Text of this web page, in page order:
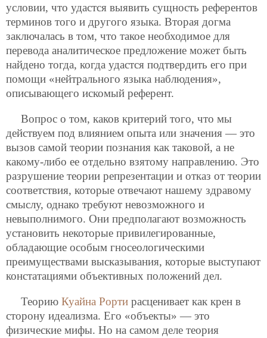
условии, что удастся выявить сущность референтов
терминов того и другого языка. Вторая догма
заключалась в том, что такое необходимое для
перевода аналитическое предложение может быть
найдено тогда, когда удастся подтвердить его при
помощи «нейтрального языка наблюдения»,
описывающего искомый референт.
Вопрос о том, каков критерий того, что мы
действуем под влиянием опыта или значения — это
вызов самой теории познания как таковой, а не
какому-либо ее отдельно взятому направлению. Это
разрушение теории репрезентации и отказ от теории
соответствия, которые отвечают нашему здравому
смыслу, однако требуют невозможного и
невыполнимого. Они предполагают возможность
установить некоторые привилегированные,
обладающие особым гносеологическими
преимуществами высказывания, которые выступают
констатациями объективных положений дел.
Теорию Куайна Рорти расценивает как крен в
сторону идеализма. Его «объекты» — это
физические мифы. Но на самом деле теория